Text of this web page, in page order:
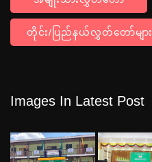
တိုင်း/ပြည်နယ်လွှတ်တော်များ
Images In Latest Post